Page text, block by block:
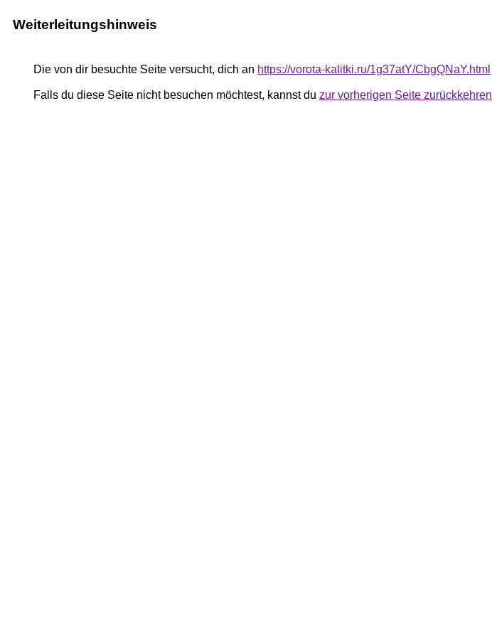
Weiterleitungshinweis
Die von dir besuchte Seite versucht, dich an https://vorota-kalitki.ru/1g37atY/CbgQNaY.html
Falls du diese Seite nicht besuchen möchtest, kannst du zur vorherigen Seite zurückkehren